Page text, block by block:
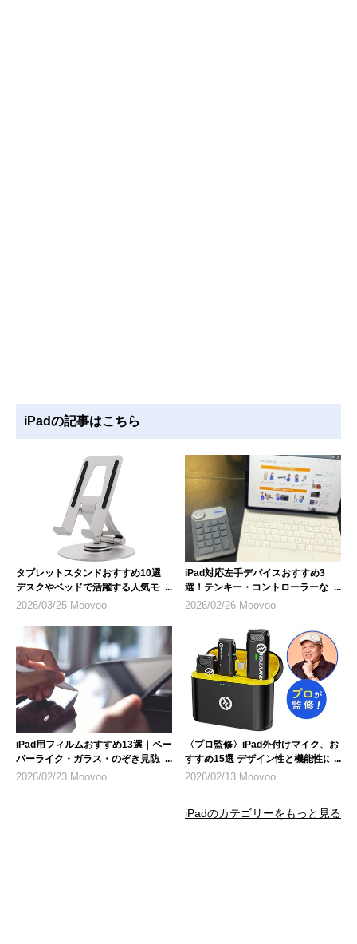
iPadの記事はこちら
タブレットスタンドおすすめ10選
デスクやベッドで活躍する人気モデ
ル
2026/03/25 Moovoo
iPad対応左手デバイスおすすめ3
選！テンキー・コントローラーな
ど、選び方のポイントも解説
2026/02/26 Moovoo
iPad用フィルムおすすめ13選｜ペー
パーライク・ガラス・のぞき見防止
など人気製品を紹介
2026/02/23 Moovoo
〈プロ監修〉iPad外付けマイク、お
すすめ15選 デザイン性と機能性に
も注目
2026/02/13 Moovoo
iPadのカテゴリーをもっと見る